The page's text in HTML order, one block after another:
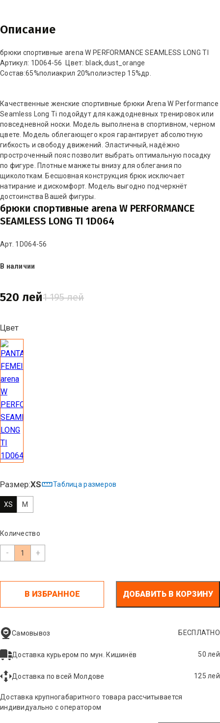
Описание
брюки спортивные arena W PERFORMANCE SEAMLESS LONG TI
Артикул: 1D064-56 Цвет: black,dust_orange
Состав:65%полиакрил 20%полиэстер 15%др.
Качественные женские спортивные брюки Arena W Performance
Seamless Long Ti подойдут для каждодневных тренировок или
повседневной носки. Модель выполнена в спортивном, черном
цвете. Модель облегающего кроя гарантирует абсолютную
гибкость и свободу движений. Эластичный, надёжно
простроченный пояс позволит выбрать оптимальную посадку
по фигуре. Плотные манжеты внизу для облегания по
щиколоткам. Бесшовная конструкция брюк исключает
натирание и дискомфорт. Модель выгодно подчеркнёт
достоинства Вашей фигуры.
брюки спортивные arena W PERFORMANCE
SEAMLESS LONG TI 1D064
Арт. 1D064-56
В наличии
520 лей1 195 лей
Цвет
Размер:XS Таблица размеров
XS M
Количество
- +
В ИЗБРАННОЕ ДОБАВИТЬ В КОРЗИНУ
Самовывоз БЕСПЛАТНО
Доставка курьером по мун. Кишинёв 50 лей
Доставка по всей Молдове 125 лей
Доставка крупногабаритного товара рассчитывается
индивидуально с оператором